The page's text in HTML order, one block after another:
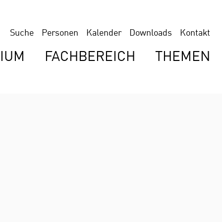
Suche Personen Kalender Downloads Kontakt
FACHBEREICH THEMEN